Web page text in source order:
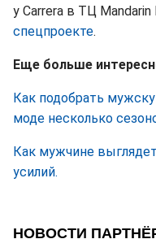
y Carrera в ТЦ
спецпроекте.
Еще больше
Как подобрать
моде несколько
Как мужчине
усилий.